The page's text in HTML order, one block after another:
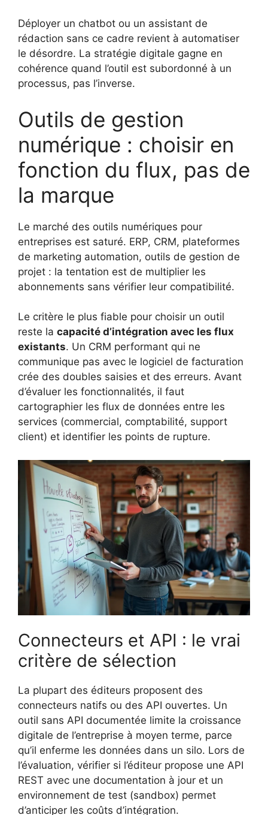
Déployer un chatbot ou un assistant de
rédaction sans ce cadre revient à automatiser
le désordre. La stratégie digitale gagne en
cohérence quand l’outil est subordonné à un
processus, pas l’inverse.
Outils de gestion
numérique : choisir en
fonction du flux, pas de
la marque
Le marché des outils numériques pour
entreprises est saturé. ERP, CRM, plateformes
de marketing automation, outils de gestion de
projet : la tentation est de multiplier les
abonnements sans vérifier leur compatibilité.
Le critère le plus fiable pour choisir un outil
reste la capacité d’intégration avec les flux
existants. Un CRM performant qui ne
communique pas avec le logiciel de facturation
crée des doubles saisies et des erreurs. Avant
d’évaluer les fonctionnalités, il faut
cartographier les flux de données entre les
services (commercial, comptabilité, support
client) et identifier les points de rupture.
Connecteurs et API : le vrai
critère de sélection
La plupart des éditeurs proposent des
connecteurs natifs ou des API ouvertes. Un
outil sans API documentée limite la croissance
digitale de l’entreprise à moyen terme, parce
qu’il enferme les données dans un silo. Lors de
l’évaluation, vérifier si l’éditeur propose une API
REST avec une documentation à jour et un
environnement de test (sandbox) permet
d’anticiper les coûts d’intégration.